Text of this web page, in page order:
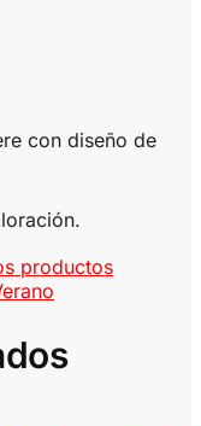
con diseño de
productos